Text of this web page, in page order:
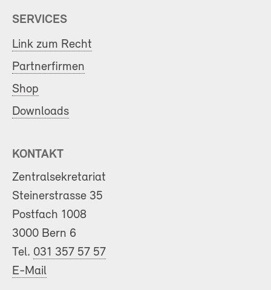
SERVICES
Link zum Recht
Partnerfirmen
Shop
Downloads
KONTAKT
Zentralsekretariat
Steinerstrasse 35
Postfach 1008
3000 Bern 6
Tel. 031 357 57 57
E-Mail